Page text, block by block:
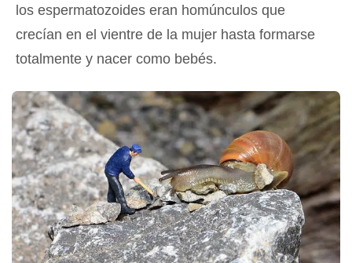
los espermatozoides eran homúnculos que
crecían en el vientre de la mujer hasta formarse
totalmente y nacer como bebés.